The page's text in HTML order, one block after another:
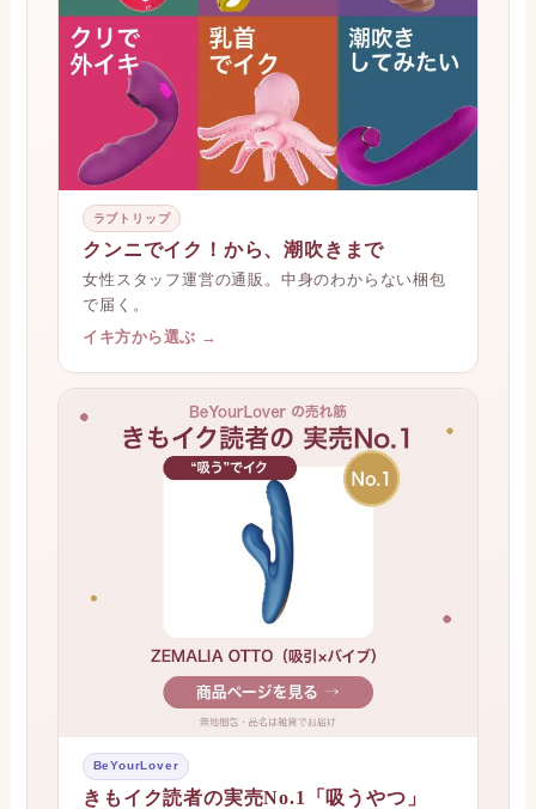
ラブトリップ
クンニでイク！から、潮吹きまで
女性スタッフ運営の通販。中身のわからない梱包
で届く。
イキ方から選ぶ →
BeYourLover
きもイク読者の実売No.1「吸うやつ」